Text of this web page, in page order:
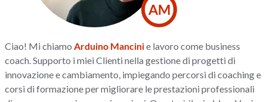
AM
Ciao! Mi chiamo Arduino Mancinie lavoro come business
coach. Supporto i miei Clienti nella gestione di progetti di
innovazione e cambiamento, impiegando percorsi di coaching e
corsi di formazione per migliorare le prestazioni professionali